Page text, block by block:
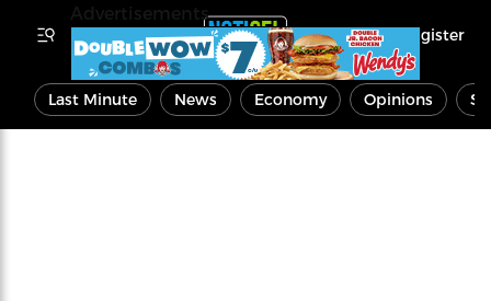
Register
Last Minute News Economy Opinions
Advertisements